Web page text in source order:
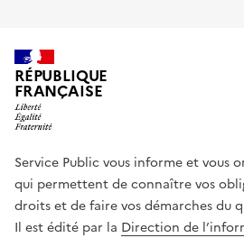
RÉPUBLIQUE
FRANÇAISE
Service Public vous informe et vous
qui permettent de connaître vos
droits et de faire vos démarches du
Il est édité par la Direction de